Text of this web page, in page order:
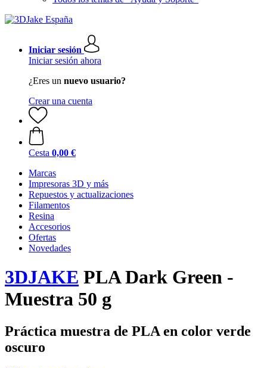
Iniciar sesión
Iniciar sesión ahora
¿Eres un nuevo usuario?
Crear una cuenta
Cesta 0,00 €
Marcas
Impresoras 3D y más
Repuestos y actualizaciones
Filamentos
Resina
Accesorios
Ofertas
Novedades
3DJAKE PLA Dark Green -
Muestra 50 g
Práctica muestra de PLA en color verde
oscuro